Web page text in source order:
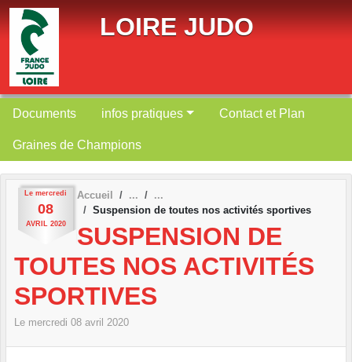
LOIRE JUDO
Documents infos pratiques Contact et Plan
Graines de Champions
Le mercredi
08
AVRIL 2020
Accueil
Suspension de toutes nos activités sportives
SUSPENSION DE
TOUTES NOS ACTIVITÉS
SPORTIVES
Le mercredi 08 avril 2020
Panneau de gestion des cookies